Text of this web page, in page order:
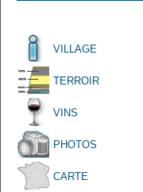
VILLAGE
TERROIR
VINS
PHOTOS
CARTE